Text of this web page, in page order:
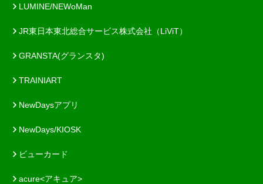
LUMINE/NEWoMan
JR東日本東北総合サービス株式会社（LiViT）
GRANSTA(グランスタ)
TRAINIART
NewDaysアプリ
NewDays/KIOSK
ビューカード
acure<アキュア>